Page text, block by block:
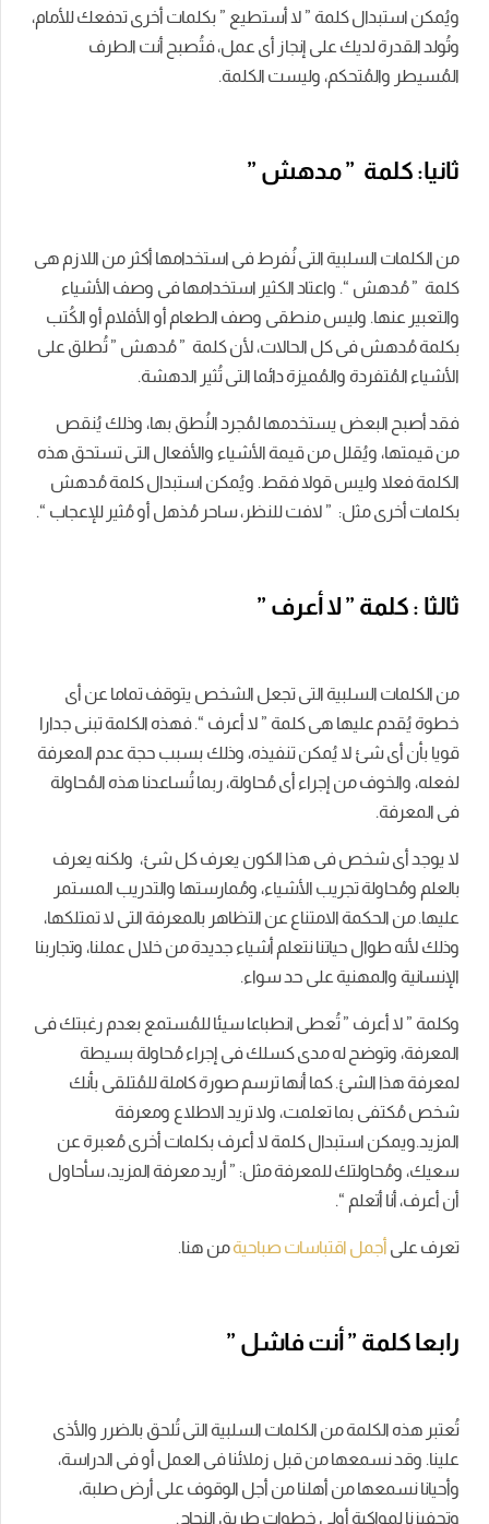
ويُمكن استبدال كلمة ” لا أستطيع ” بكلمات أخرى تدفعك للأمام،
وتُولد القدرة لديك على إنجاز أى عمل، فتُصبح أنت الطرف
المُسيطر والمُتحكم، وليست الكلمة.
ثانيا: كلمة ” مدهش ”
من الكلمات السلبية التى نُفرط فى استخدامها أكثر من اللازم هى
كلمة ” مُدهش “. واعتاد الكثير استخدامها فى وصف الأشياء
والتعبير عنها. وليس منطقى وصف الطعام أو الأفلام أو الكُتب
بكلمة مُدهش فى كل الحالات، لأن كلمة ” مُدهش ” تُطلق على
الأشياء المُتفردة والمُميزة دائما التى تُثير الدهشة.
فقد أصبح البعض يستخدمها لمُجرد النُطق بها، وذلك يُنقص
من قيمتها، ويُقلل من قيمة الأشياء والأفعال التى تستحق هذه
الكلمة فعلا وليس قولا فقط. ويُمكن استبدال كلمة مُدهش
بكلمات أخرى مثل: ” لافت للنظر، ساحر مُذهل أو مُثير للإعجاب “.
ثالثا : كلمة ” لا أعرف ”
من الكلمات السلبية التى تجعل الشخص يتوقف تماما عن أى
خطوة يُقدم عليها هى كلمة ” لا أعرف “. فهذه الكلمة تبنى جدارا
قويا بأن أى شئ لا يُمكن تنفيذه، وذلك بسبب حجة عدم المعرفة
لفعله، والخوف من إجراء أى مُحاولة، ربما تُساعدنا هذه المُحاولة
فى المعرفة.
لا يوجد أى شخص فى هذا الكون يعرف كل شئ، ولكنه يعرف
بالعلم ومُحاولة تجريب الأشياء، ومُمارستها والتدريب المستمر
عليها. من الحكمة الامتناع عن التظاهر بالمعرفة التى لا تمتلكها،
وذلك لأنه طوال حياتنا نتعلم أشياء جديدة من خلال عملنا، وتجاربنا
الإنسانية والمهنية على حد سواء.
وكلمة ” لا أعرف ” تُعطى انطباعا سيئا للمُستمع بعدم رغبتك فى
المعرفة، وتوضح له مدى كسلك فى إجراء مُحاولة بسيطة
لمعرفة هذا الشئ. كما أنها ترسم صورة كاملة للمُتلقى بأنك
شخص مُكتفى بما تعلمت، ولا تريد الاطلاع ومعرفة
المزيد.ويمكن استبدال كلمة لا أعرف بكلمات أخرى مُعبرة عن
سعيك، ومُحاولتك للمعرفة مثل: ” أريد معرفة المزيد، سأحاول
أن أعرف، أنا أتعلم “.
تعرف على أجمل اقتباسات صباحيةمن هنا.
رابعا كلمة ” أنت فاشل ”
تُعتبر هذه الكلمة من الكلمات السلبية التى تُلحق بالضرر والأذى
علينا. وقد نسمعها من قبل زملائنا فى العمل أو فى الدراسة،
وأحيانا نسمعها من أهلنا من أجل الوقوف على أرض صلبة،
وتحفيزنا لمواكبة أولى خطوات طريق النجاح.